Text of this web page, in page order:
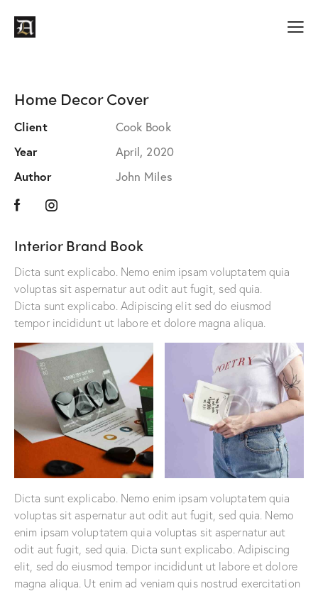
Home Decor Cover
Client
Cook Book
Year
April, 2020
Author
John Miles
Interior Brand Book
Dicta sunt explicabo. Nemo enim ipsam voluptatem quia
voluptas sit aspernatur aut odit aut fugit, sed quia.
Dicta sunt explicabo. Adipiscing elit sed do eiusmod
tempor incididunt ut labore et dolore magna aliqua.
Dicta sunt explicabo. Nemo enim ipsam voluptatem quia
voluptas sit aspernatur aut odit aut fugit, sed quia. Nemo
enim ipsam voluptatem quia voluptas sit aspernatur aut
odit aut fugit, sed quia. Dicta sunt explicabo. Adipiscing
elit, sed do eiusmod tempor incididunt ut labore et dolore
magna aliqua. Ut enim ad veniam quis nostrud exercitation